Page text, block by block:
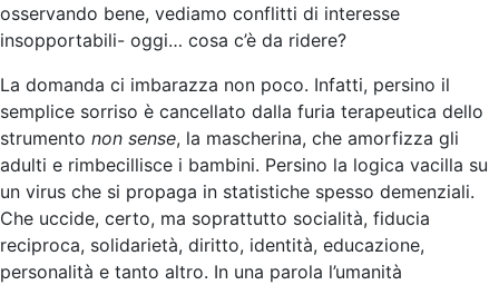
osservando bene, vediamo conflitti di interesse
insopportabili- oggi… cosa c’è da ridere?
La domanda ci imbarazza non poco. Infatti, persino il
semplice sorriso è cancellato dalla furia terapeutica dello
strumento non sense, la mascherina, che amorfizza gli
adulti e rimbecillisce i bambini. Persino la logica vacilla su
un virus che si propaga in statistiche spesso demenziali.
Che uccide, certo, ma soprattutto socialità, fiducia
reciproca, solidarietà, diritto, identità, educazione,
personalità e tanto altro. In una parola l’umanità